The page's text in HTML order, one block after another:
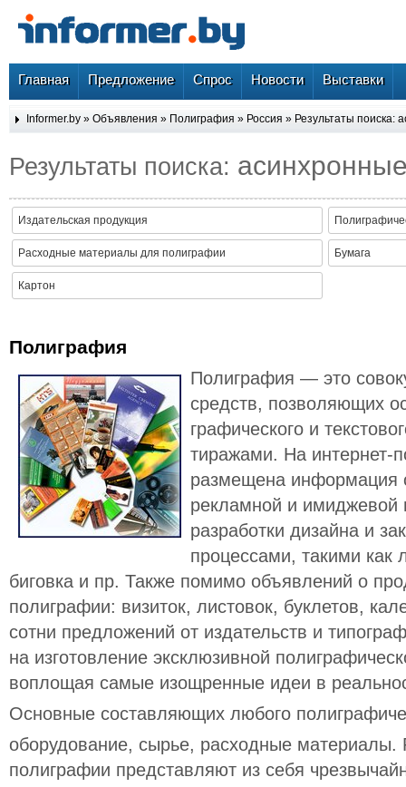
Главная Предложение Спрос Новости Выставки
Informer.by » Объявления » Полиграфия » Россия » Результаты поиска:
Результаты поиска:
Издательская продукция
Расходные материалы для полиграфии Бумага
Картон
Полиграфия
Полиграфия — это
средств, позволяющих
графического и
тиражами. На интернет-
размещена информация
рекламной и имиджевой
разработки дизайна и
процессами, такими
биговка и пр. Также помимо объявлений о
полиграфии: визиток, листовок, буклетов,
сотни предложений от издательств и
на изготовление эксклюзивной
воплощая самые изощренные идеи в
Основные составляющих любого
оборудование, сырье, расходные
полиграфии представляют из себя